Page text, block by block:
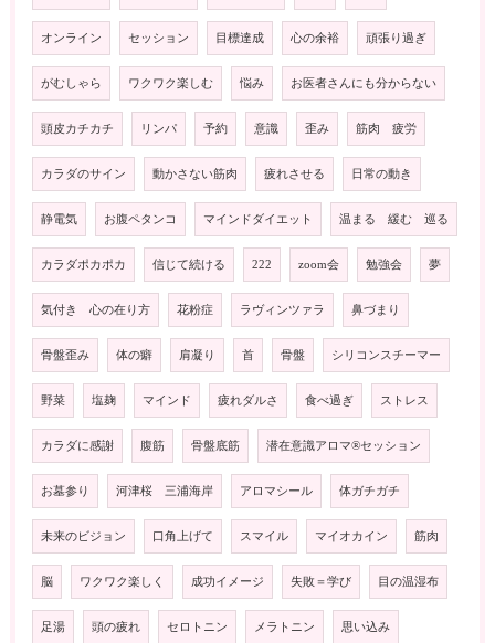
オンライン セッション 目標達成 心の余裕 頑張り過ぎ
がむしゃら ワクワク楽しむ 悩み お医者さんにも分からない
頭皮カチカチ リンパ 予約 意識 歪み 筋肉 疲労
カラダのサイン 動かさない筋肉 疲れさせる 日常の動き
静電気 お腹ペタンコ マインドダイエット 温まる 緩む 巡る
カラダポカポカ 信じて続ける 222 zoom会 勉強会 夢
気付き 心の在り方 花粉症 ラヴィンツァラ 鼻づまり
骨盤歪み 体の癖 肩凝り 首 骨盤 シリコンスチーマー
野菜 塩麹 マインド 疲れダルさ 食べ過ぎ ストレス
カラダに感謝 腹筋 骨盤底筋 潜在意識アロマ®️セッション
お墓参り 河津桜 三浦海岸 アロマシール 体ガチガチ
未来のビジョン 口角上げて スマイル マイオカイン 筋肉
脳 ワクワク楽しく 成功イメージ 失敗＝学び 目の温湿布
足湯 頭の疲れ セロトニン メラトニン 思い込み